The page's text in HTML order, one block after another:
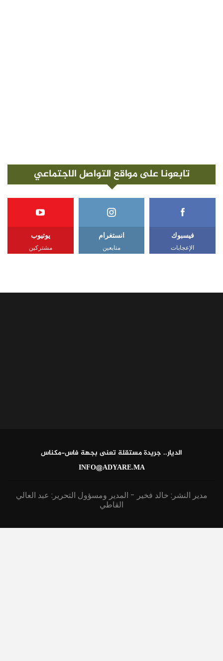
تابعونا على مواقع التواصل الاجتماعي
فيسبوك
الإعجابات
انستغرام
متابعين
يوتيوب
مشتركين
الديار.. جريدة مستقلة تعنى بجهة فاس-مكناس
INFO@ADYARE.MA
مدير النشر: خالد فخير - المدير ومسؤول التحرير: عبد العالي
القاطي